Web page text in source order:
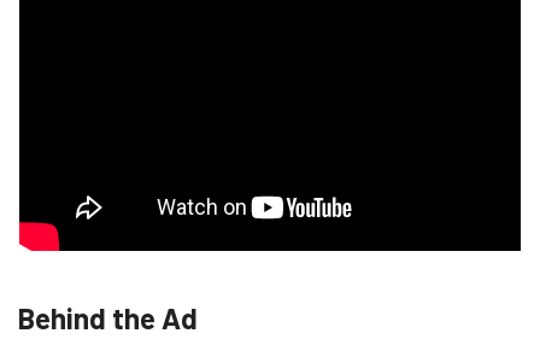
Behind the Ad